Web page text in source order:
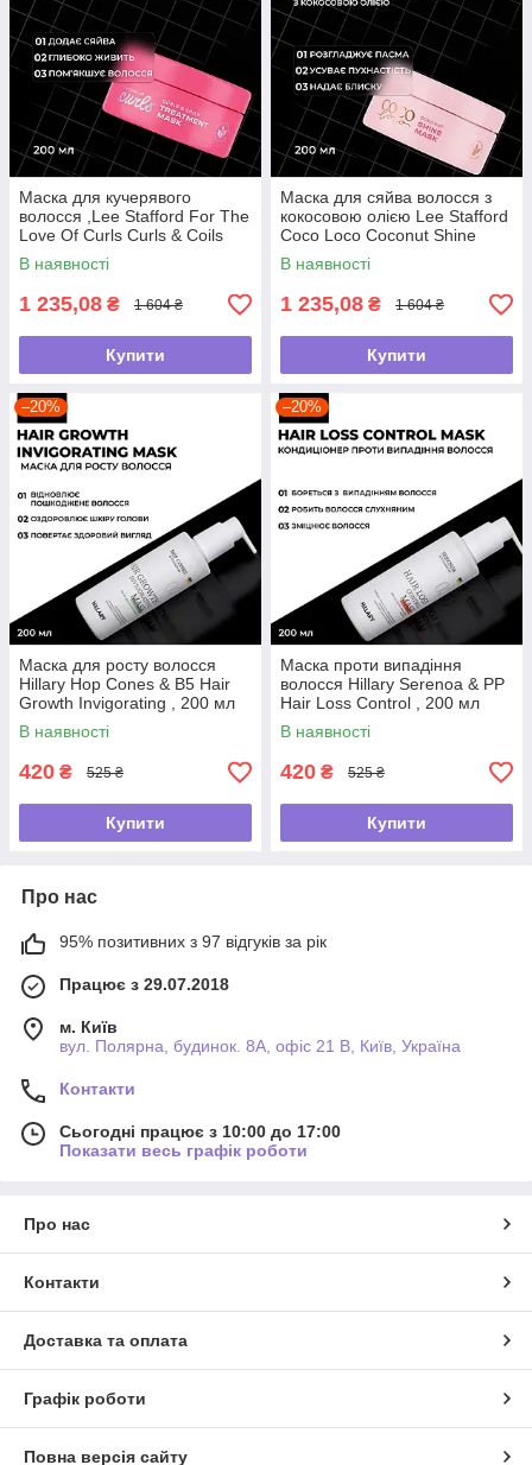
Маска для кучерявого
волосся ,Lee Stafford For The
Love Of Curls Curls & Coils
Treatment Mask,200мл
В наявності
1 235,08 ₴ 1 604 ₴
Купити
Маска для сяйва волосся з
кокосовою олією Lee Stafford
Coco Loco Coconut Shine
Mask ,200мл
В наявності
1 235,08 ₴ 1 604 ₴
Купити
–20%
Маска для росту волосся
Hillary Hop Cones & B5 Hair
Growth Invigorating , 200 мл
В наявності
420 ₴ 525 ₴
Купити
–20%
Маска проти випадіння
волосся Hillary Serenoa & РР
Hair Loss Control , 200 мл
В наявності
420 ₴ 525 ₴
Купити
Про нас
95% позитивних з 97 відгуків за рік
Працює з 29.07.2018
м. Київ
вул. Полярна, будинок. 8А, офіс 21 В, Київ, Україна
Контакти
Сьогодні працює з 10:00 до 17:00
Показати весь графік роботи
Про нас
Контакти
Доставка та оплата
Графік роботи
Повна версія сайту